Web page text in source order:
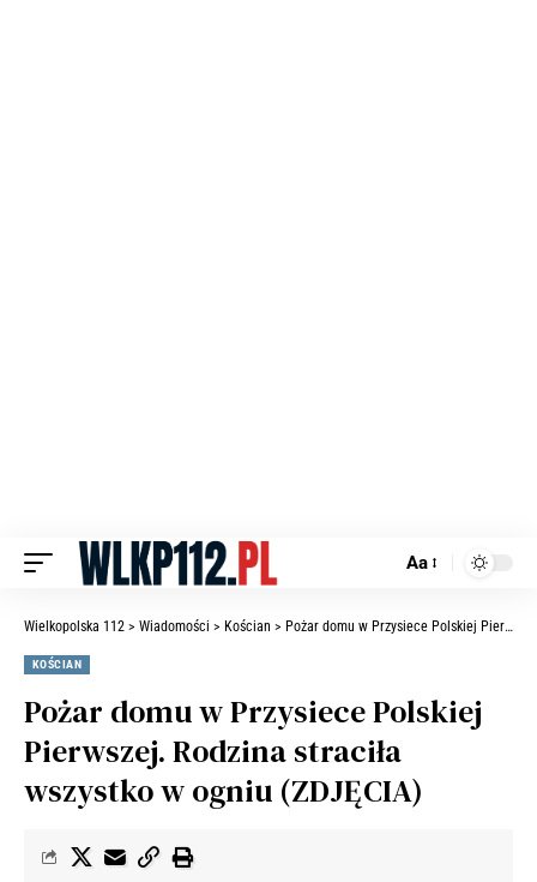
Aa
Wielkopolska 112 > Wiadomości > Kościan > Pożar domu w Przysiece Polskiej Pierwszej. Rodzina straciła wszystko w ogniu (ZDJĘCIA)
KOŚCIAN
Pożar domu w Przysiece Polskiej
Pierwszej. Rodzina straciła
wszystko w ogniu (ZDJĘCIA)